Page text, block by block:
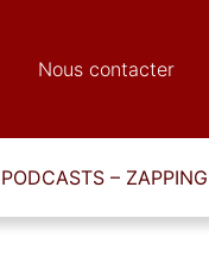
Nous contacter
PODCASTS – ZAPPING